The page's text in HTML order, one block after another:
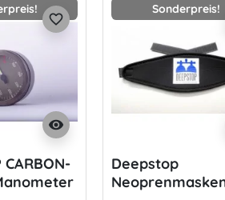
visibility
favorite_border
CARBON-
Sonderpreis!
Deepstop